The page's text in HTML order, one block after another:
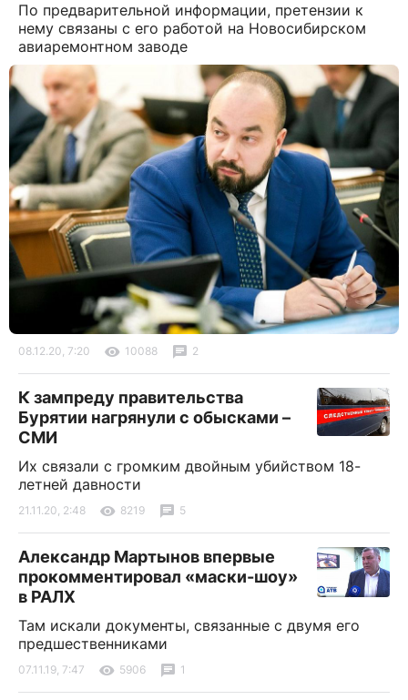
По предварительной информации, претензии к
нему связаны с его работой на Новосибирском
авиаремонтном заводе
08.12.20, 7:20 10088 2
К зампреду правительства
Бурятии нагрянули с обысками –
СМИ
Их связали с громким двойным убийством 18-
летней давности
21.11.20, 2:48 8219 5
Александр Мартынов впервые
прокомментировал «маски-шоу»
в РАЛХ
Там искали документы, связанные с двумя его
предшественниками
07.11.19, 7:47 5906 1